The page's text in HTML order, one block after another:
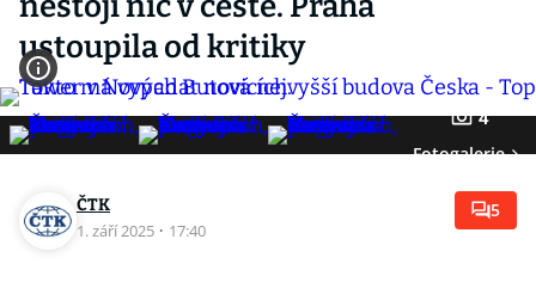
ustoupila od kritiky
4
Fotogalerie
ČTK
1. září 2025 · 17:40
5